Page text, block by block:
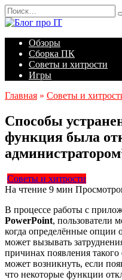
Перейти
к
содержанию
Search
for:
Обзоры
Сборка ПК
Советы и хитрости
Игры
Главная » Советы и
Способы
функция была
Советы и хитрости
На чтение 9 мин
В процессе работы с
PowerPoint, пользователи
когда определённые опции
может вызывать
причинах появления
может возникнуть, если
что некоторые функции